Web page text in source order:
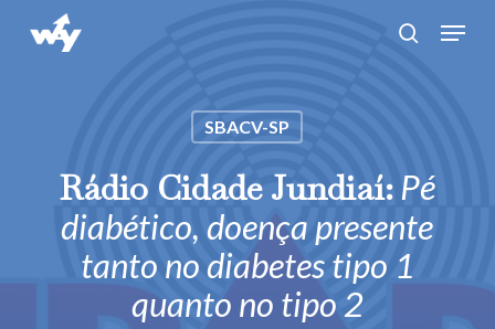
Menu
SBACV-SP
Rádio Cidade Jundiaí: Pé
diabético, doença presente
tanto no diabetes tipo 1
quanto no tipo 2